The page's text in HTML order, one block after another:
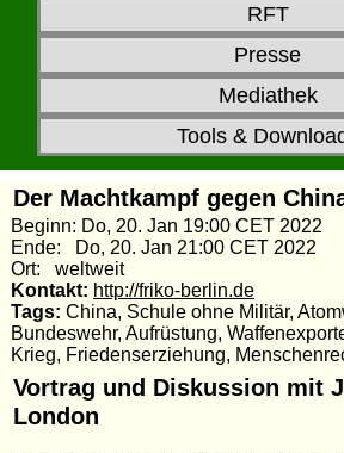
RFT
Presse
Mediathek
Tools &
Der Machtkampf gegen
Beginn: Do, 20. Jan 19:00 CET 2022
Ende: Do, 20. Jan 21:00 CET 2022
Ort: weltweit
Kontakt: http://friko-berlin.de
Tags: China, Schule ohne Militär,
Bundeswehr, Aufrüstung,
Krieg, Friedenserziehung,
Vortrag und Diskussion mit
London